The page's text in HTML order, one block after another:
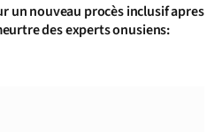
un nouveau procès inclusif apres
des experts onusiens: